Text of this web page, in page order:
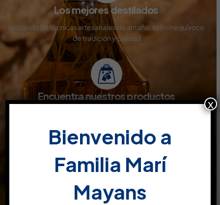
Los mejores destilados
utilizando las técnicas artesanales de antaño, sello inequívoco
de tradición y calidad
Encuentra nuestros productos
son el resultado de pruebas y conocimientos, estudiados y
Bienvenido a
Familia Marí
Mayans
x